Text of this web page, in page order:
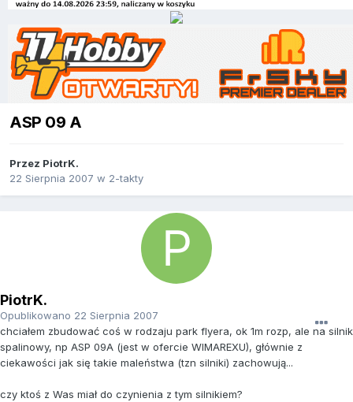
ASP 09 A
Przez PiotrK.
22 Sierpnia 2007 w 2-takty
PiotrK.
Opublikowano 22 Sierpnia 2007
chciałem zbudować coś w rodzaju park flyera, ok 1m rozp, ale na silnik
spalinowy, np ASP 09A (jest w ofercie WIMAREXU), głównie z
ciekawości jak się takie maleństwa (tzn silniki) zachowują...
czy ktoś z Was miał do czynienia z tym silnikiem?